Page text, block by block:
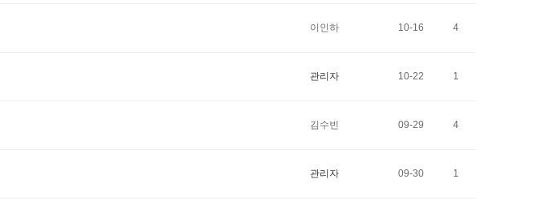
이인하 10-16 4
관리자 10-22 1
김수빈 09-29 4
관리자 09-30 1